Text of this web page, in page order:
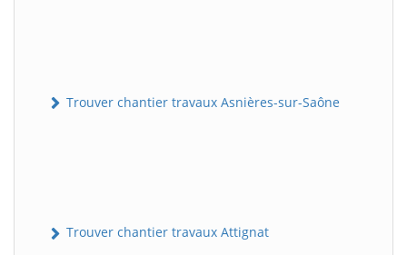
Trouver chantier travaux Asnières-sur-Saône
Trouver chantier travaux Attignat